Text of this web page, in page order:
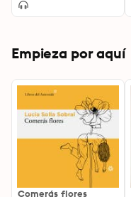
Empieza por aquí
Comerás flores